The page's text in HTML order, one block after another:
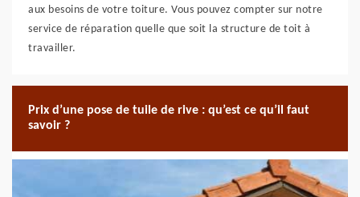
aux besoins de votre toiture. Vous pouvez compter sur notre
service de réparation quelle que soit la structure de toit à
travailler.
Prix d’une pose de tuile de rive : qu’est ce qu’il faut
savoir ?